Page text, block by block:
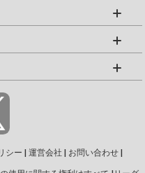
シー 運営会社 お問い合わせ